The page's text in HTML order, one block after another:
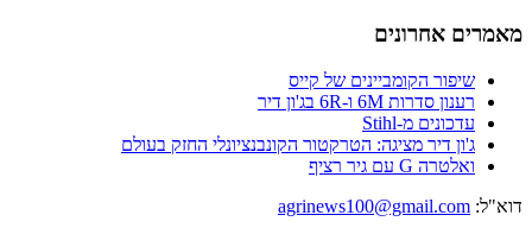
מאמרים אחרונים
שיפור הקומביינים של קייס
רענון סדרות 6M ו-6R בג'ון דיר
עדכונים מ-Stihl
ג'ון דיר מציגה: הטרקטור הקונבנציונלי החזק בעולם
ואלטרה G עם גיר רציף
דוא"ל: agrinews100@gmail.com